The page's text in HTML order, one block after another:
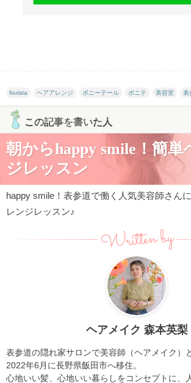
fiorista ヘアアレンジ ポニーテール ポニテ 美容室 表
この記事を書いた人
朝からhappy smile！簡単
ジレッスン
happy smile！表参道で働く人気美容師さん
レンジレッスン♪
Written by
ヘアメイク 森本英梨
表参道の隠れ家サロンで美容師（ヘアメイク）
2022年6月に長野県飯田市へ移住。
心地いい髪、心地いい暮らしをコンセプトに、